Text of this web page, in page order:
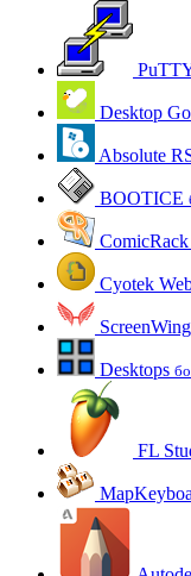
Desktop
Absolute
BOOTICE
ComicRack
Cyotek
Desktops
FL